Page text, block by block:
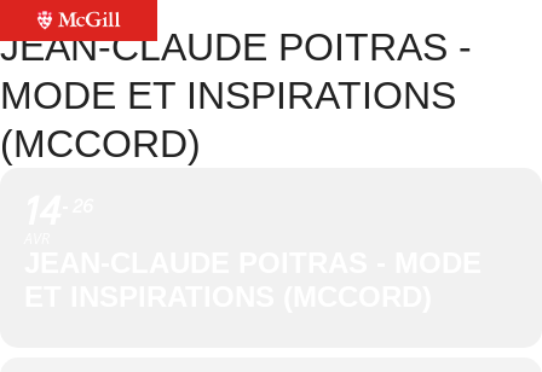
JEAN-CLAUDE POITRAS -
MODE ET INSPIRATIONS
(MCCORD)